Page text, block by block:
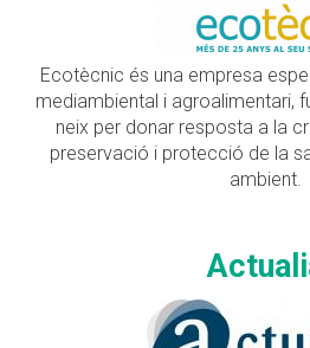
Ecotècnic és una empresa
mediambiental i agroalimentari,
neix per donar resposta a la
preservació i protecció de la
ambient.